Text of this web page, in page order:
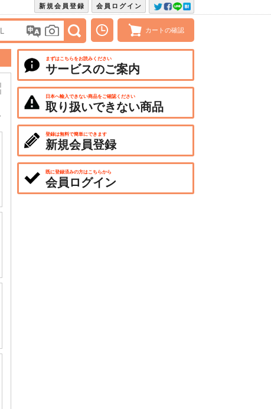
会員ログイン
新規会員登録
カートの確認
まずはこちらをお読みください
サービスのご案内
日本へ輸入できない商品をご確認ください
取り扱いできない商品
登録は無料で簡単にできます
新規会員登録
既に登録済みの方はこちらから
会員ログイン